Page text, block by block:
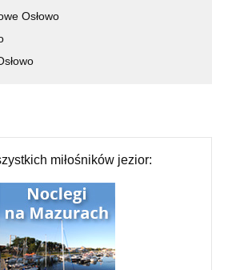
Osłowo
miłośników jezior: